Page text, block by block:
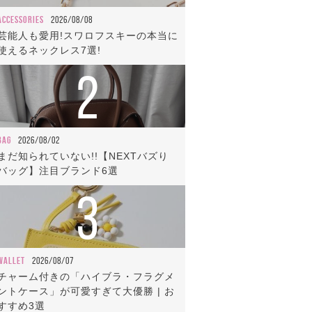
2026/08/08
能人も愛用!スワロフスキーの本当に
えるネックレス7選!
2
2026/08/02
だ知られていない!!【NEXTバズり
ッグ】注目ブランド6選
3
2026/08/07
ャーム付きの「ハイブラ・フラグメ
トケース」が可愛すぎて大優勝 | お
すめ3選